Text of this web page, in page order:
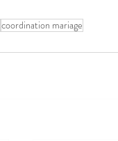
coordination mariage